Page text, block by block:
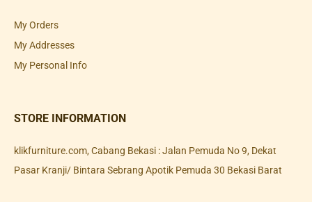
My Orders
My Addresses
My Personal Info
STORE INFORMATION
klikfurniture.com, Cabang Bekasi : Jalan Pemuda No 9, Dekat
Pasar Kranji/ Bintara Sebrang Apotik Pemuda 30 Bekasi Barat